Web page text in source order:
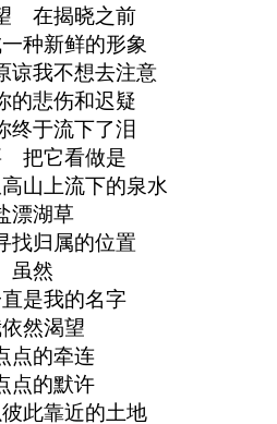
在揭晓之前
种新鲜的形象
我不想去注意
的悲伤和迟疑
终于流下了泪
把它看做是
山上流下的泉水
漂湖草
找归属的位置
虽然
是我的名字
然渴望
点的牵连
点的默许
此靠近的土地